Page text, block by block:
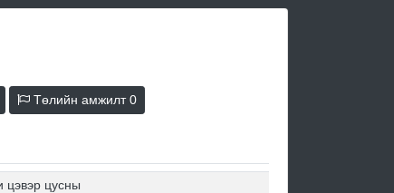
Төлийн амжилт0
цэвэр цусны